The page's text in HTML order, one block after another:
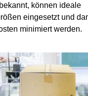
können ideale
eingesetzt und
minimiert werden.